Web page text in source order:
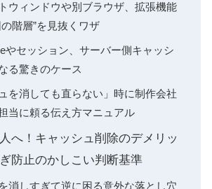
ウィンドウや別ブラウザ、拡張機能
階層”を見抜くワザ
やセッション、サーバー側キャッシ
る驚きのケース
を消しても直らない」時に制作会社
当に頼る伝え方マニュアル
へ！キャッシュ削除のデメリッ
防止のかしこい判断基準
消しすぎて逆に困る意外な落とし穴